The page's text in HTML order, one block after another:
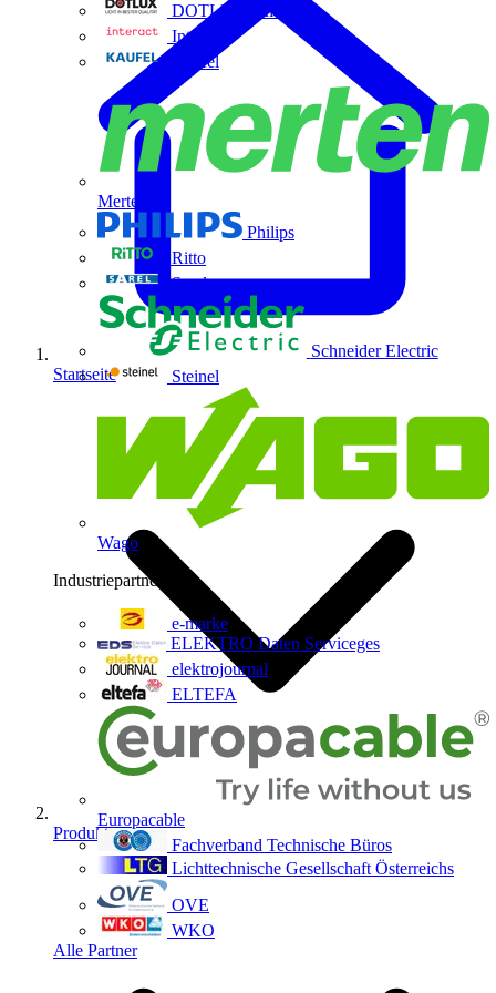
DOTLUX GmbH
Interact
Kaufel
Merten
Philips
Ritto
Sarel
Schneider Electric
Steinel
Wago
Industriepartner
e-marke
ELEKTRO Daten Serviceges
elektrojournal
ELTEFA
Europacable
Fachverband Technische Büros
Lichttechnische Gesellschaft Österreichs
OVE
WKO
Alle Partner
Startseite
Produkte